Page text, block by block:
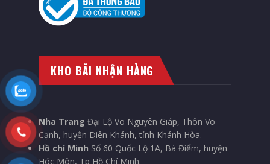
KHO BÃI NHẬN HÀNG
Nha Trang Đại Lộ Võ Nguyên Giáp, Thôn Võ
Cạnh, huyện Diên Khánh, tỉnh Khánh Hòa.
Hồ chí Minh Số 60 Quốc Lộ 1A, Bà Điểm, huyện
Hóc Môn, Tp Hồ Chí Minh.